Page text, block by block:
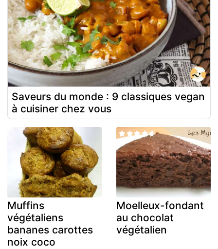
Saveurs du monde : 9 classiques vegan
à cuisiner chez vous
Muffins
végétaliens
bananes carottes
noix coco
Moelleux-fondant
au chocolat
végétalien